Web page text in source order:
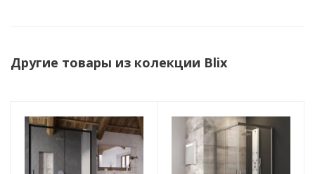
Другие товары из колекции Blix